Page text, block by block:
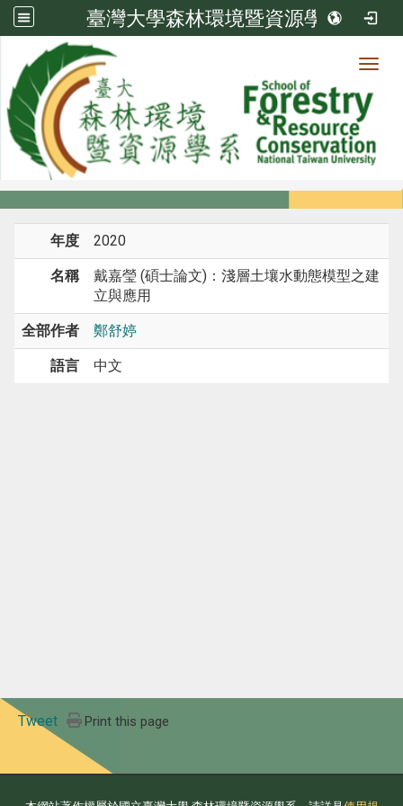
臺灣大學森林環境暨資源學系
系所成員
系所成員
年度 2020
名稱
戴嘉瑩 (碩士論文)：淺層土壤水動態模型之建
立與應用
全部作者 鄭舒婷
語言 中文
Tweet Print this page